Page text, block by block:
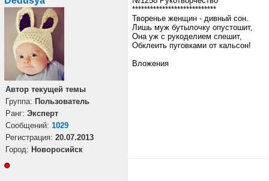
Автор текущей темы
Группа: Пользователь
Ранг: Эксперт
Cообщений: 1029
Регистрация: 20.07.2013
Город: Новоросийск
****************************
Творенье женщин - дивный сон.
Лишь муж бутылочку опустошит,
Она уж с рукоделием спешит,
Обклеить пуговками от кальсон!
Вложения